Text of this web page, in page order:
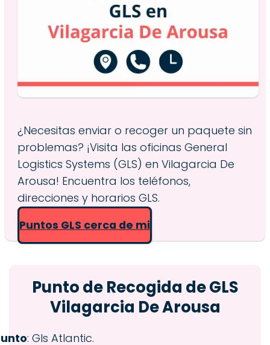
¿Necesitas enviar o recoger un paquete sin
problemas? ¡Visita las oficinas General
Logistics Systems (GLS) en Vilagarcia De
Arousa! Encuentra los teléfonos,
direcciones y horarios GLS.
Puntos GLS cerca de mi
Punto de Recogida de GLS
Vilagarcia De Arousa
: Gls Atlantic.